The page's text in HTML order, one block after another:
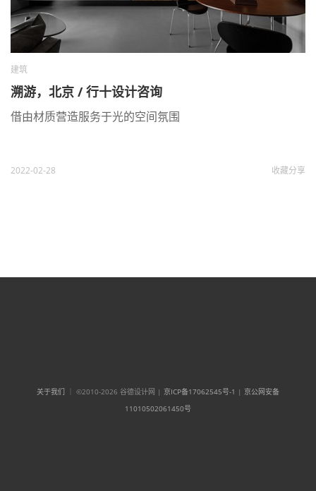
建筑
溯游，北京 / 行十设计咨询
借由材质营造服务于光的空间氛围
2022-02-28 收藏分享
关于我们 ｜ ©2010-2026 谷德设计网 | 京ICP备17062545号-1 | 京公网安备
11010502061450号